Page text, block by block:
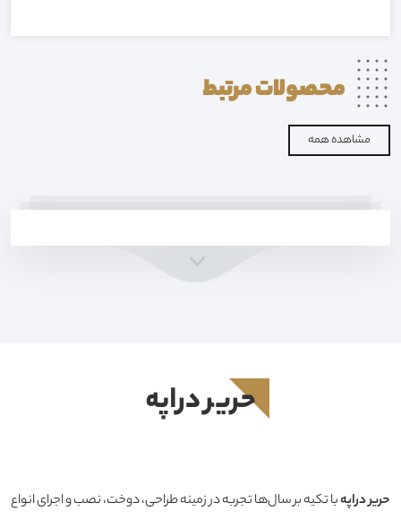
محصولاتمرتبط
مشاهده همه
حرير دراپه
حرير دراپهبا تکیه بر سال‌ها تجربه در زمینه طراحی، دوخت، نصب و اجرای انواع